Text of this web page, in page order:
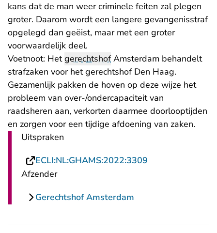
kans dat de man weer criminele feiten zal plegen
groter. Daarom wordt een langere gevangenisstraf
opgelegd dan geëist, maar met een groter
voorwaardelijk deel.
Voetnoot: HetgerechtshofAmsterdam behandelt
strafzaken voor het gerechtshof Den Haag.
Gezamenlijk pakken de hoven op deze wijze het
probleem van over-/ondercapaciteit van
raadsheren aan, verkorten daarmee doorlooptijden
en zorgen voor een tijdige afdoening van zaken.
Uitspraken
ECLI:NL:GHAMS:2022:3309
Afzender
Gerechtshof Amsterdam